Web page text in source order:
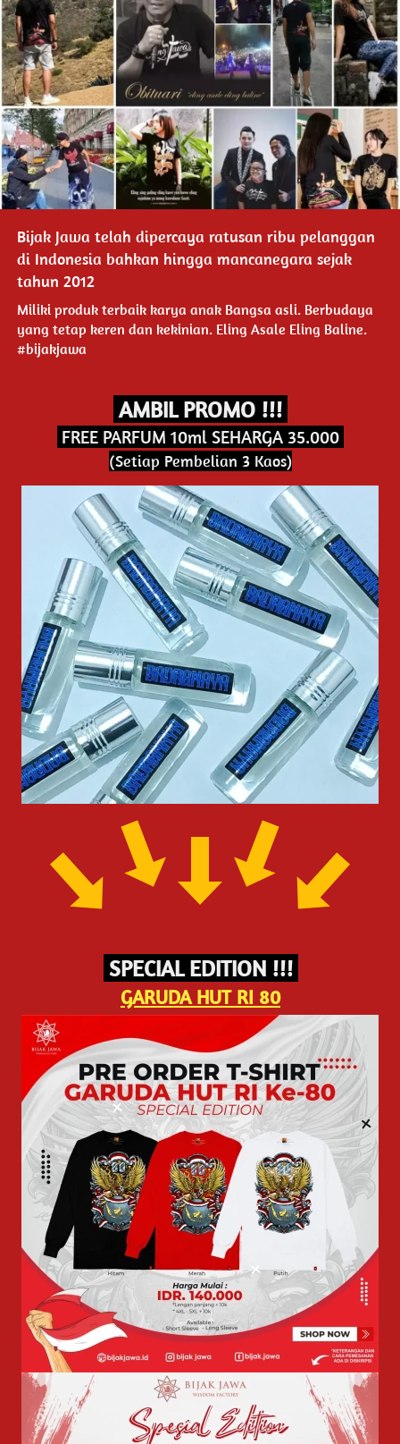
Bijak Jawa telah dipercaya ratusan ribu pelanggan
di Indonesia bahkan hingga mancanegara sejak
tahun 2012
Miliki produk terbaik karya anak Bangsa asli. Berbudaya
yang tetap keren dan kekinian. Eling Asale Eling Baline.
#bijakjawa
AMBIL PROMO !!!
FREE PARFUM 10ml SEHARGA 35.000
(Setiap Pembelian 3 Kaos)
SPECIAL EDITION !!!
GARUDA HUT RI 80